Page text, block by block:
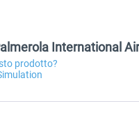
International
prodotto?